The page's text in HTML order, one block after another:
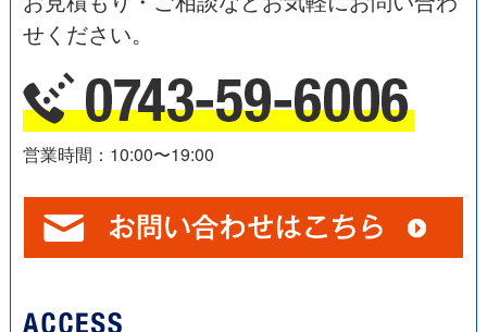
せください。
営業時間：10:00〜19:00